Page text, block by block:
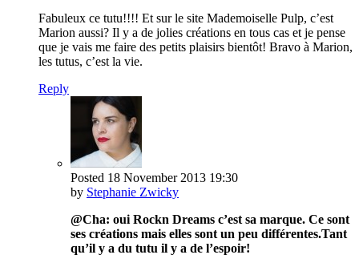
Fabuleux ce tutu!!!! Et sur le site Mademoiselle Pulp, c’est
Marion aussi? Il y a de jolies créations en tous cas et je pense
que je vais me faire des petits plaisirs bientôt! Bravo à Marion,
les tutus, c’est la vie.
Reply
Posted 18 November 2013 19:30
by Stephanie Zwicky
@Cha: oui Rockn Dreams c’est sa marque. Ce sont
ses créations mais elles sont un peu différentes.Tant
qu’il y a du tutu il y a de l’espoir!